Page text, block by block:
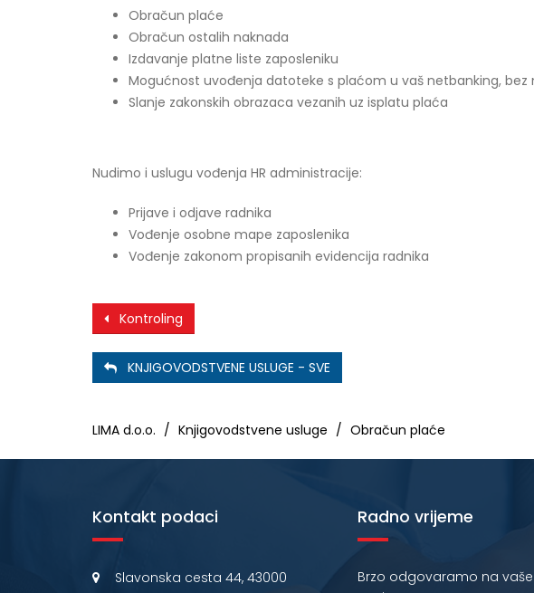
Obračun plaće
Obračun ostalih naknada
Izdavanje platne liste zaposleniku
Mogućnost uvođenja datoteke s plaćom u vaš netbanking,
Slanje zakonskih obrazaca vezanih uz isplatu plaća
Nudimo i uslugu vođenja HR administracije:
Prijave i odjave radnika
Vođenje osobne mape zaposlenika
Vođenje zakonom propisanih evidencija radnika
Kontroling
KNJIGOVODSTVENE USLUGE - SVE
LIMA d.o.o. Knjigovodstvene usluge Obračun plaće
Kontakt podaci
Slavonska cesta 44, 43000
Radno vrijeme
Brzo odgovaramo na